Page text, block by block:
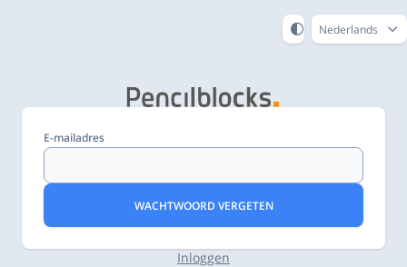
Nederlands
E-mailadres
WACHTWOORD VERGETEN
Inloggen